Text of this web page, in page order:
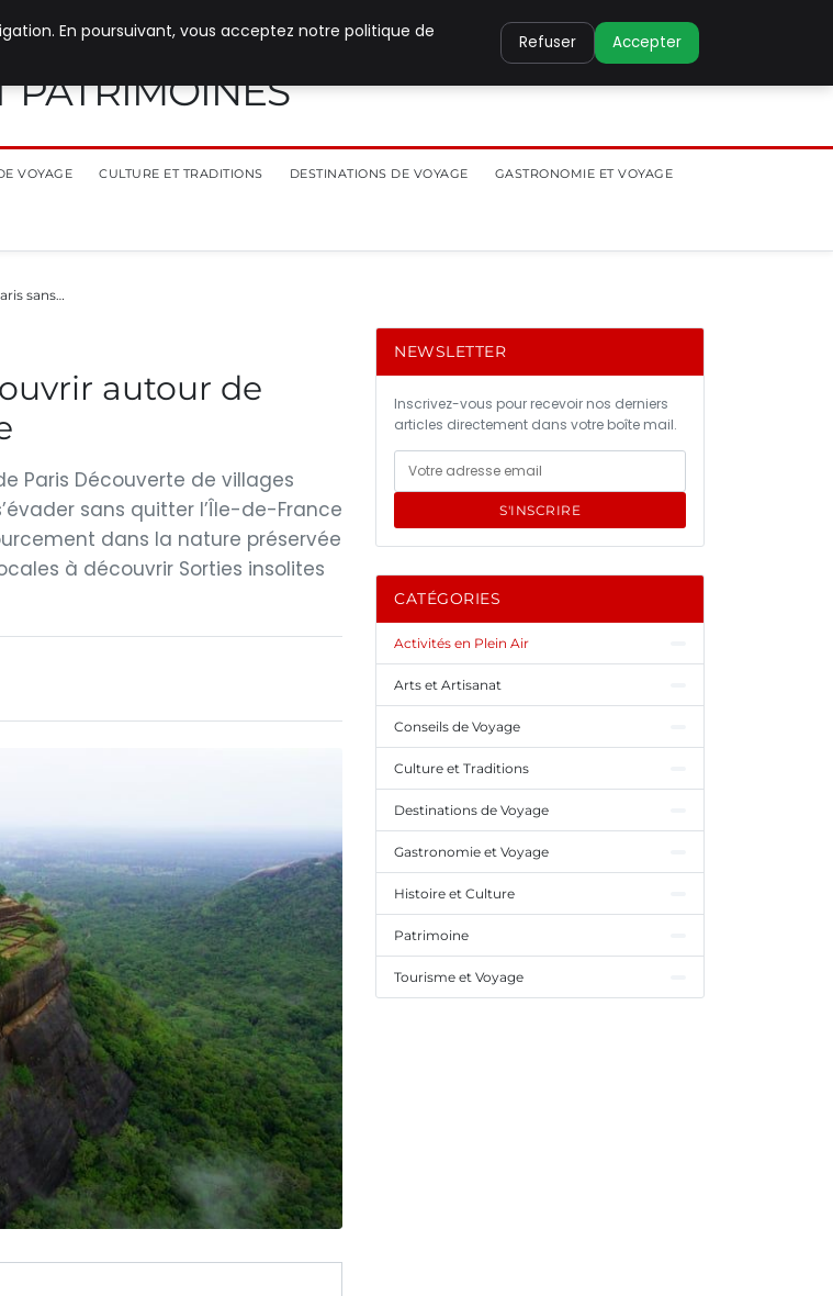
PATRIMOINES
VOYAGE CULTURE ET TRADITIONS DESTINATIONS DE VOYAGE GASTRONOMIE ET VOYAGE
sans…
autour de
Paris Découverte de villages
sans quitter l’Île-de-France
dans la nature préservée
à découvrir Sorties insolites
NEWSLETTER
Inscrivez-vous pour recevoir nos derniers
articles directement dans votre boîte mail.
S'INSCRIRE
CATÉGORIES
Activités en Plein Air
Arts et Artisanat
Conseils de Voyage
Culture et Traditions
Destinations de Voyage
Gastronomie et Voyage
Histoire et Culture
Patrimoine
Tourisme et Voyage
En poursuivant, vous acceptez notre politique de
Refuser Accepter